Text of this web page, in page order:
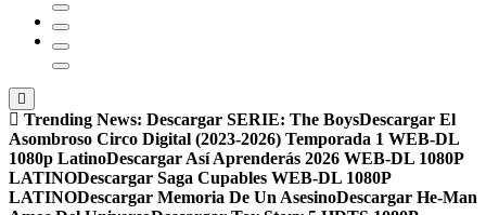
Trending News: Descargar SERIE: The BoysDescargar El
Asombroso Circo Digital (2023-2026) Temporada 1 WEB-DL
1080p LatinoDescargar Así Aprenderás 2026 WEB-DL 1080P
LATINODescargar Saga Cupables WEB-DL 1080P
LATINODescargar Memoria De Un AsesinoDescargar He-Man